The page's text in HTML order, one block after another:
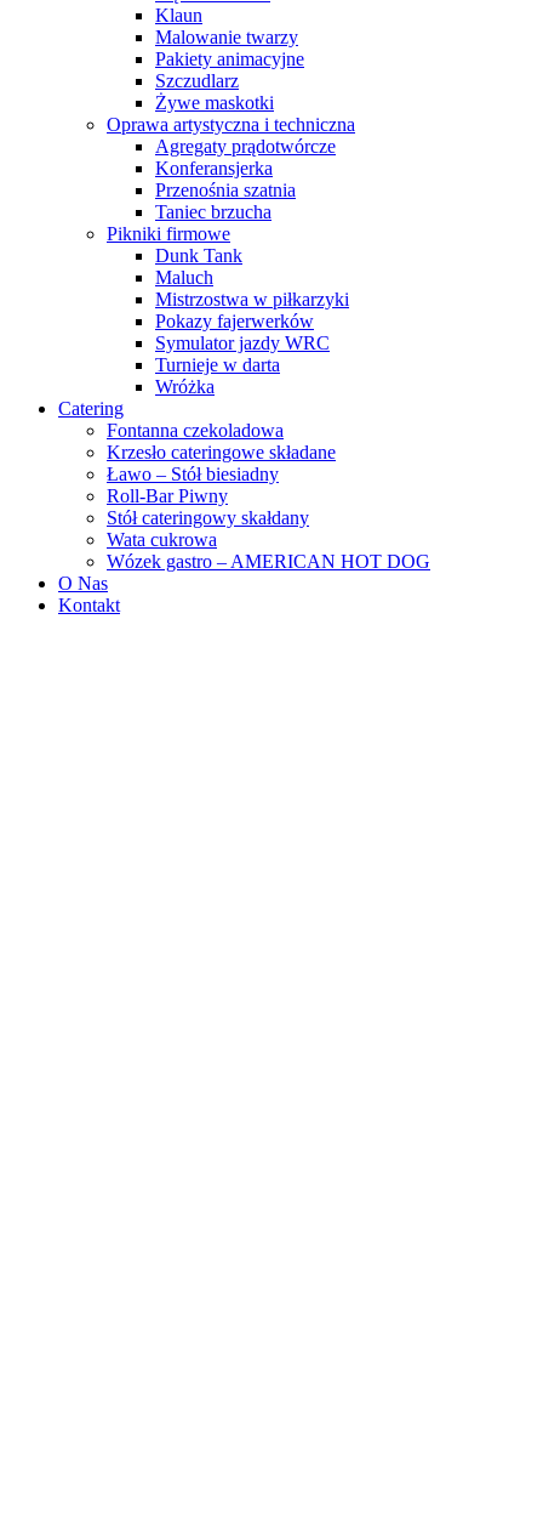
Klaun
Malowanie twarzy
Pakiety animacyjne
Szczudlarz
Żywe maskotki
Oprawa artystyczna i techniczna
Agregaty prądotwórcze
Konferansjerka
Przenośnia szatnia
Taniec brzucha
Pikniki firmowe
Dunk Tank
Maluch
Mistrzostwa w piłkarzyki
Pokazy fajerwerków
Symulator jazdy WRC
Turnieje w darta
Wróżka
Catering
Fontanna czekoladowa
Krzesło cateringowe składane
Ławo – Stół biesiadny
Roll-Bar Piwny
Stół cateringowy skałdany
Wata cukrowa
Wózek gastro – AMERICAN HOT DOG
O Nas
Kontakt